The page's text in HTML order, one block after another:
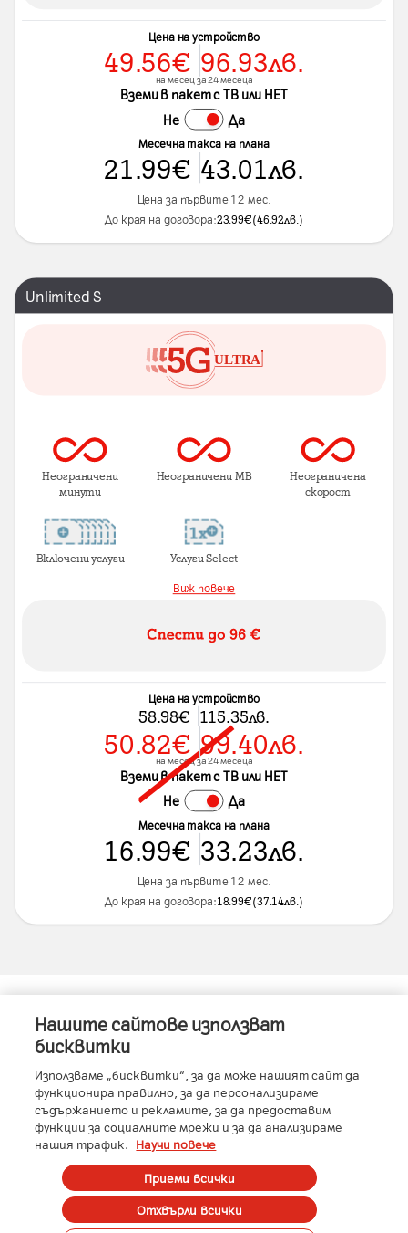
Цена на устройство
49.56€ 96.93лв.
на месец за 24 месеца
Вземи в пакет с ТВ или НЕТ
Не Да
Месечна такса на плана
21.99€ 43.01лв.
Цена за първите 12 мес.
До края на договора:23.99€(46.92лв. )
Unlimited S
Неограничени
минути
Неограничени MB Неограничена
скорост
Включени услуги Услуги Select
Виж повече
Цена на устройство
58.98€ 115.35лв.
50.82€ 99.40лв.
на месец за 24 месеца
Вземи в пакет с ТВ или НЕТ
Не Да
Месечна такса на плана
16.99€ 33.23лв.
Цена за първите 12 мес.
До края на договора:18.99€(37.14лв. )
Информация за устройството
Характеристики
:
512 GB
RAM
Производител:Xiaomi
Вид SIM карта:-
Условия
Всички цени са с ДДС.
Нашите сайтове използват
бисквитки
Използваме „бисквитки“, за да може нашият сайт да
функционира правилно, за да персонализираме
съдържанието и рекламите, за да предоставим
функции за социалните мрежи и за да анализираме
нашия трафик. Научи повече
Отхвърли всички
Приеми всички